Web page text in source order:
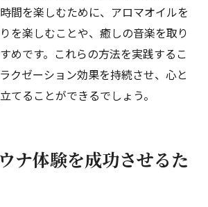
間を楽しむために、アロマオイルを
を楽しむことや、癒しの音楽を取り
めです。これらの方法を実践するこ
クゼーション効果を持続させ、心と
てることができるでしょう。
ナ体験を成功させるた